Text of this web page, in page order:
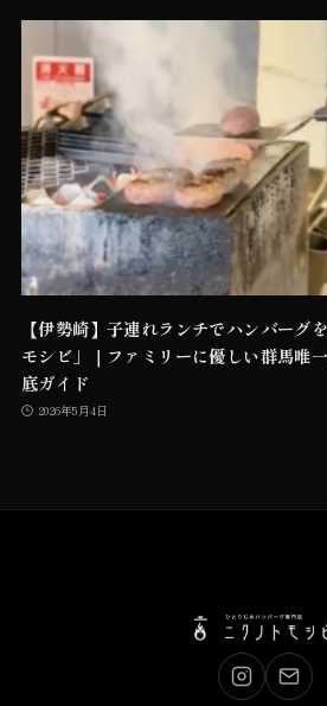
【伊勢崎】子連れランチでハンバーグ
モシビ」｜ファミリーに優しい群馬唯
底ガイド
2026年5月4日